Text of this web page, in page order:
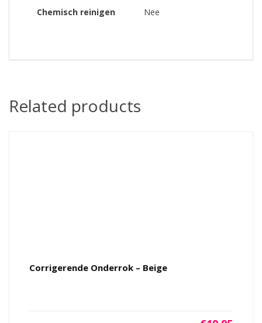
Chemisch reinigen Nee
Related products
Corrigerende Onderrok – Beige